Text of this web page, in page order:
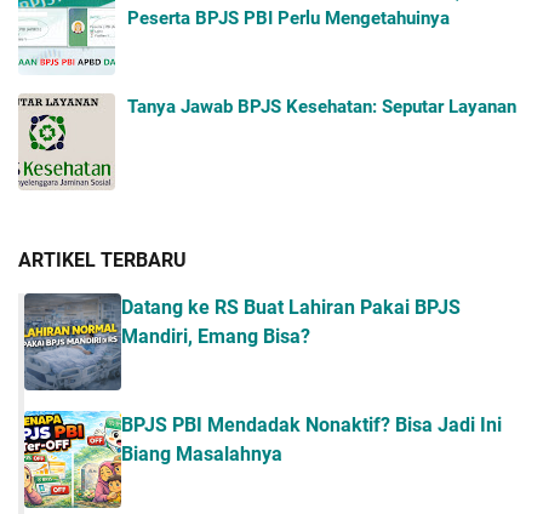
Peserta BPJS PBI Perlu Mengetahuinya
Tanya Jawab BPJS Kesehatan: Seputar Layanan
ARTIKEL TERBARU
Datang ke RS Buat Lahiran Pakai BPJS
Mandiri, Emang Bisa?
BPJS PBI Mendadak Nonaktif? Bisa Jadi Ini
Biang Masalahnya